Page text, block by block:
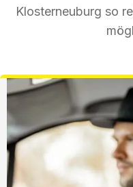
Klosterneuburg so